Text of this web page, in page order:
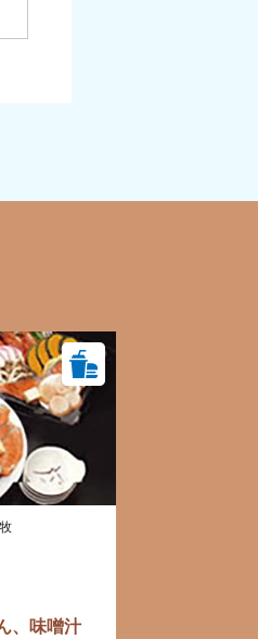
、味噌汁